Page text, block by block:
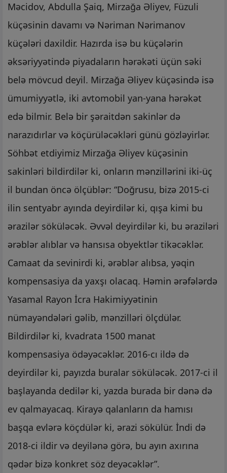
Məcidov, Abdulla Şaiq, Mirzağa Əliyev, Füzuli
küçəsinin davamı və Nəriman Nərimanov
küçələri daxildir. Hazırda isə bu küçələrin
əksəriyyətində piyadaların hərəkəti üçün səki
belə mövcud deyil. Mirzağa Əliyev küçəsində isə
ümumiyyətlə, iki avtomobil yan-yana hərəkət
edə bilmir. Belə bir şəraitdən sakinlər də
narazıdırlar və köçürüləcəkləri günü gözləyirlər.
Söhbət etdiyimiz Mirzağa Əliyev küçəsinin
sakinləri bildirdilər ki, onların mənzillərini iki-üç
il bundan öncə ölçüblər: “Doğrusu, bizə 2015-ci
ilin sentyabr ayında deyirdilər ki, qışa kimi bu
ərazilər söküləcək. Əvvəl deyirdilər ki, bu əraziləri
ərəblər alıblar və hansısa obyektlər tikəcəklər.
Camaat da sevinirdi ki, ərəblər alıbsa, yəqin
kompensasiya da yaxşı olacaq. Həmin ərəfələrdə
Yasamal Rayon İcra Hakimiyyətinin
nümayəndələri gəlib, mənzilləri ölçdülər.
Bildirdilər ki, kvadrata 1500 manat
kompensasiya ödəyəcəklər. 2016-cı ildə də
deyirdilər ki, payızda buralar söküləcək. 2017-ci il
başlayanda dedilər ki, yazda burada bir dənə də
ev qalmayacaq. Kirayə qalanların da hamısı
başqa evlərə köçdülər ki, ərazi sökülür. İndi də
2018-ci ildir və deyilənə görə, bu ayın axırına
qədər bizə konkret söz deyəcəklər”.